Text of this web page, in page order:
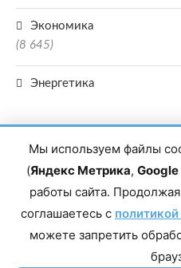
Экономика
(8 645)
Энергетика
Главный редактор сетевого
редакции: 8(988)-292-94-34
Дагестан, г. Махачкала, пр-т
Копирование и использование
цитирование возможно только при
Мы используем файлы
(Яндекс Метрика,
работы сайта.
соглашаетесь с
можете запретить